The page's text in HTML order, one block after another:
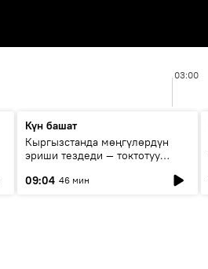
03:00
Күн башат
Кыргызстанда мөңгүлөрдүн
эриши тездеди — токтотуу
09:04 46 мин